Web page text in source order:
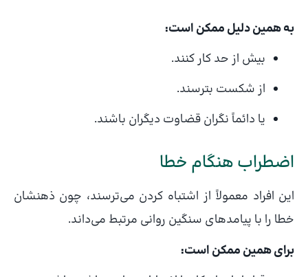
به همین دلیل ممکن است:
بیش از حد کار کنند.
از شکست بترسند.
یا دائماً نگران قضاوت دیگران باشند.
اضطراب هنگام خطا
این افراد معمولاً از اشتباه کردن می‌ترسند، چون ذهنشان
خطا را با پیامدهای سنگین روانی مرتبط می‌داند.
برای همین ممکن است: